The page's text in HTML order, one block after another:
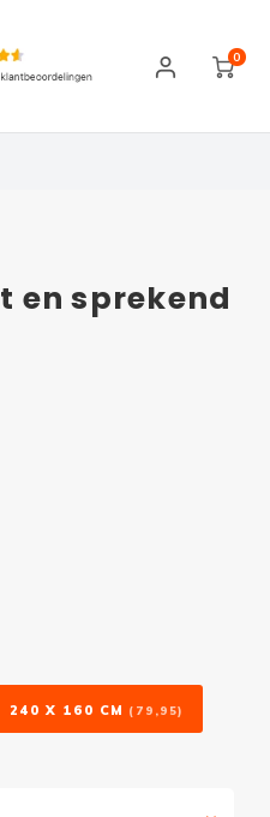
0
en sprekend
240 X 160 CM (79,95)